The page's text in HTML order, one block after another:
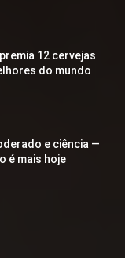
12 cervejas
do mundo
e ciência —
é mais hoje